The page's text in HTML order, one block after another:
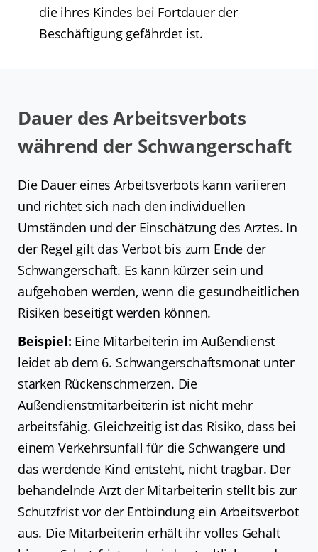
die ihres Kindes bei Fortdauer der
Beschäftigung gefährdet ist.
Dauer des Arbeitsverbots
während der Schwangerschaft
Die Dauer eines Arbeitsverbots kann variieren
und richtet sich nach den individuellen
Umständen und der Einschätzung des Arztes. In
der Regel gilt das Verbot bis zum Ende der
Schwangerschaft. Es kann kürzer sein und
aufgehoben werden, wenn die gesundheitlichen
Risiken beseitigt werden können.
Beispiel: Eine Mitarbeiterin im Außendienst
leidet ab dem 6. Schwangerschaftsmonat unter
starken Rückenschmerzen. Die
Außendienstmitarbeiterin ist nicht mehr
arbeitsfähig. Gleichzeitig ist das Risiko, dass bei
einem Verkehrsunfall für die Schwangere und
das werdende Kind entsteht, nicht tragbar. Der
behandelnde Arzt der Mitarbeiterin stellt bis zur
Schutzfrist vor der Entbindung ein Arbeitsverbot
aus. Die Mitarbeiterin erhält ihr volles Gehalt